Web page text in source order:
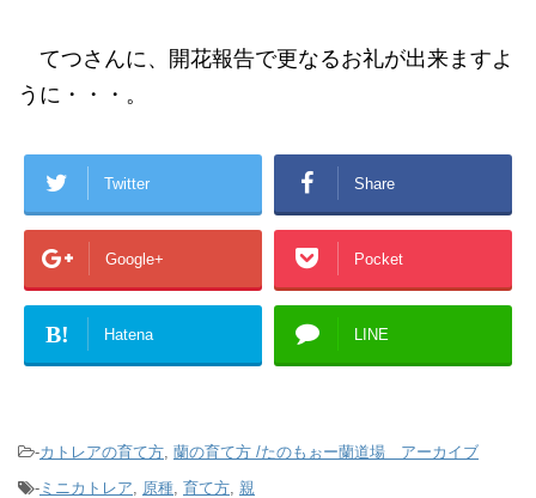
てつさんに、開花報告で更なるお礼が出来ますよ
うに・・・。
Twitter Share
Google+ Pocket
B! Hatena LINE
-カトレアの育て方, 蘭の育て方 /たのもぉー蘭道場 アーカイブ
- ミニカトレア, 原種, 育て方, 親